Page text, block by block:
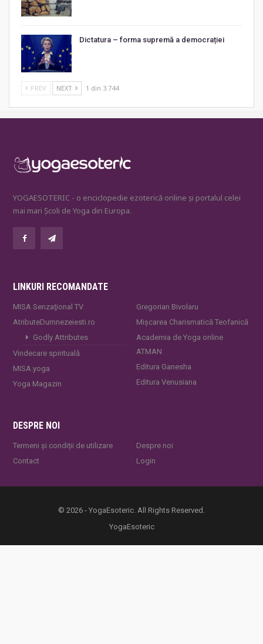
Dictatura – forma supremă a democrației
PREV NEXT 1 din 3.744
YOGAESOTERIC - o enciclopedie ezoterică online și portalul celei
mai mari Școli de Yoga din Europa.
LINKURI RECOMANDATE
MISA Senzaţional TV
AtributeDumnezeiesti.ro
Godly Attributes
Vindecare spirituală
MISA.yoga
Yoga Magazin
Gregorian Bivolaru
Mișcarea Charismatică Teofanică
Academia de Yoga online
ATMAN
Editura Ganesha
Editura Venusiana
DESPRE NOI
Termeni și condiții de utilizare
Contact
Despre noi
Login
© 2026 - YogaEsoteric. All Rights Reserved.
YogaEsoteric